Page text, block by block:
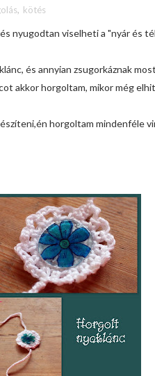
, kötés
nyugodtan viselheti a "nyár és
és annyian zsugorkáznak
akkor horgoltam, mikor még
horgoltam mindenféle